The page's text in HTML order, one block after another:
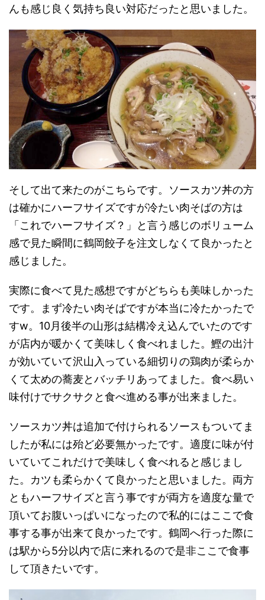
んも感じ良く気持ち良い対応だったと思いました。
そして出て来たのがこちらです。ソースカツ丼の方
は確かにハーフサイズですが冷たい肉そばの方は
「これでハーフサイズ？」と言う感じのボリューム
感で見た瞬間に鶴岡餃子を注文しなくて良かったと
感じました。
実際に食べて見た感想ですがどちらも美味しかった
です。まず冷たい肉そばですが本当に冷たかったで
すw。10月後半の山形は結構冷え込んでいたのです
が店内が暖かくて美味しく食べれました。鰹の出汁
が効いていて沢山入っている細切りの鶏肉が柔らか
くて太めの蕎麦とバッチリあってました。食べ易い
味付けでサクサクと食べ進める事が出来ました。
ソースカツ丼は追加で付けられるソースもついてま
したが私には殆ど必要無かったです。適度に味が付
いていてこれだけで美味しく食べれると感じまし
た。カツも柔らかくて良かったと思いました。両方
ともハーフサイズと言う事ですが両方を適度な量で
頂いてお腹いっぱいになったので私的にはここで食
事する事が出来て良かったです。鶴岡へ行った際に
は駅から5分以内で店に来れるので是非ここで食事
して頂きたいです。